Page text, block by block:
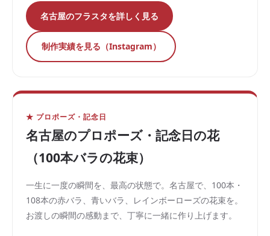
名古屋のフラスタを詳しく見る
制作実績を見る（Instagram）
★ プロポーズ・記念日
名古屋のプロポーズ・記念日の花
（100本バラの花束）
一生に一度の瞬間を、最高の状態で。名古屋で、100本・
108本の赤バラ、青いバラ、レインボーローズの花束を。
お渡しの瞬間の感動まで、丁寧に一緒に作り上げます。